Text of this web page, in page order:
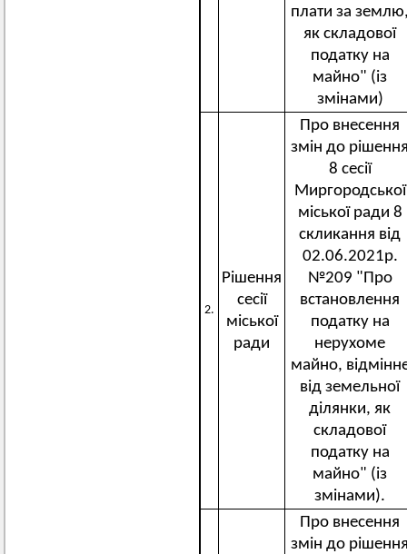
плати за
як складової
податку на
майно" (із
змінами)
2.
Рішення
сесії
міської
ради
Про внесення
змін до
8 сесії
Миргородської
міської ради 8
скликання від
02.06.2021р.
№209 "Про
встановлення
податку на
нерухоме
майно,
від земельної
ділянки, як
складової
податку на
майно" (із
змінами).
Про внесення
змін до